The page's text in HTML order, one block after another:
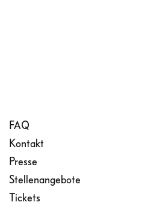
FAQ
Kontakt
Presse
Stellenangebote
Tickets